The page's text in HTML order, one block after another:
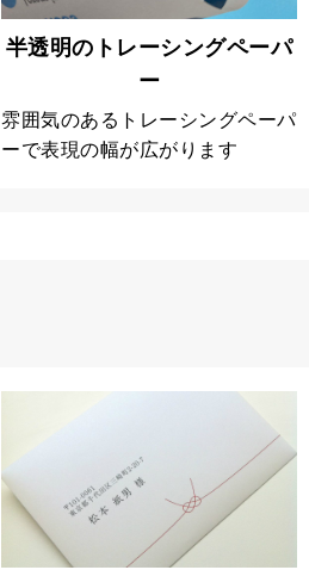
半透明のトレーシングペーパ
ー
雰囲気のあるトレーシングペーパ
ーで表現の幅が広がります